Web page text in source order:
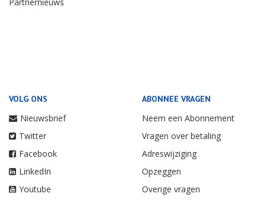
VOLG ONS
Nieuwsbrief
Twitter
Facebook
LinkedIn
Youtube
ABONNEE VRAGEN
Neem een Abonnement
Vragen over betaling
Adreswijziging
Opzeggen
Overige vragen